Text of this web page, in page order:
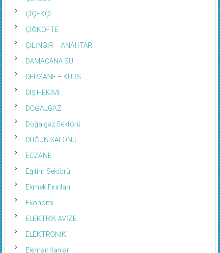
ÇİÇEKÇİ
ÇİĞKÖFTE
ÇİLİNGİR – ANAHTAR
DAMACANA SU
DERSANE – KURS
DIŞ HEKİMİ
DOĞALGAZ
Doğalgaz Sektörü
DÜĞÜN SALONU
ECZANE
Eğitim Sektörü
Ekmek Fırınları
Ekonomi
ELEKTRİK AVİZE
ELEKTRONİK
Eleman İlanları